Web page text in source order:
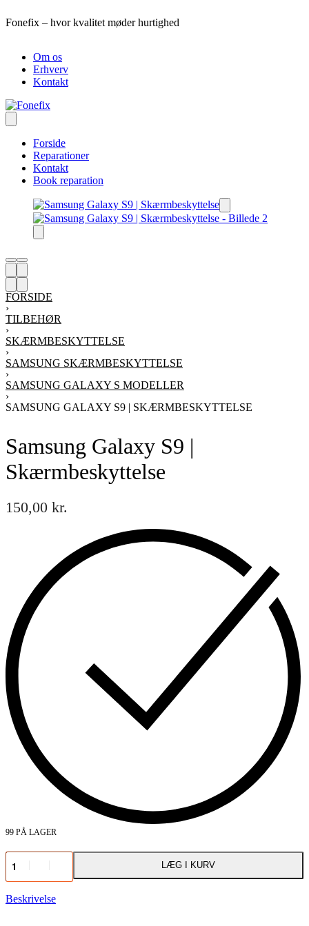
to
Fonefix – hvor kvalitet møder hurtighed
Om os
Erhverv
Kontakt
Forside
Reparationer
Kontakt
Book reparation
FORSIDE
›
TILBEHØR
›
SKÆRMBESKYTTELSE
›
SAMSUNG SKÆRMBESKYTTELSE
›
SAMSUNG GALAXY S MODELLER
›
SAMSUNG GALAXY S9 | SKÆRMBESKYTTELSE
Samsung Galaxy S9 |
Skærmbeskyttelse
150,00 kr.
99 PÅ LAGER
Samsung
Galaxy
S9
|
Skærmbeskyttelse
LÆG I KURV
Beskrivelse